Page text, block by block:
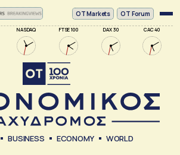
NASDAQ FTSE 100 DAX 30 CAC 40
ΟΤ Markets OT Forum
BUSINESS ECONOMY WORLD